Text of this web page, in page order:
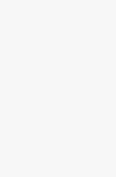
Asal Bekasi